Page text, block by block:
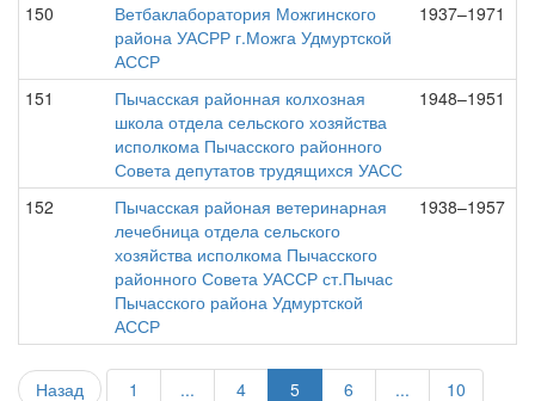
150
Ветбаклаборатория Можгинского
района УАСРР г.Можга Удмуртской
АССР
1937–1971
151
Пычасская районная колхозная
школа отдела сельского хозяйства
исполкома Пычасского районного
Совета депутатов трудящихся УАСС
1948–1951
152
Пычасская районая ветеринарная
лечебница отдела сельского
хозяйства исполкома Пычасского
районного Совета УАССР ст.Пычас
Пычасского района Удмуртской
АССР
1938–1957
Назад 1 ... 4 5 6 ... 10